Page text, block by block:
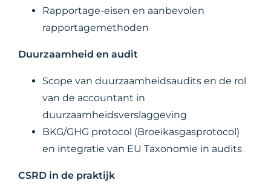
Rapportage-eisen en aanbevolen
rapportagemethoden
Duurzaamheid en audit
Scope van duurzaamheidsaudits en de rol
van de accountant in
duurzaamheidsverslaggeving
BKG/GHG protocol (Broeikasgasprotocol)
en integratie van EU Taxonomie in audits
CSRD in de praktijk